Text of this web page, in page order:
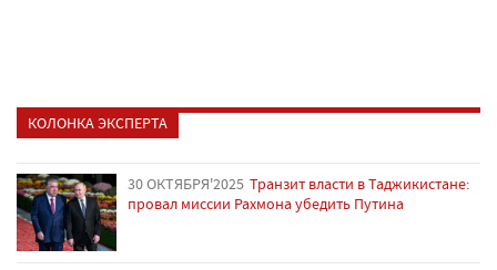
КОЛОНКА ЭКСПЕРТА
30 ОКТЯБРЯ'2025 Транзит власти в Таджикистане:
провал миссии Рахмона убедить Путина